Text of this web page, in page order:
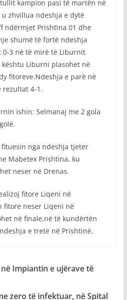
kampion pasi të martën në
zhvillua ndeshja e dytë
ndërmjet Prishtina 01 dhe
shumë të fortë ndeshja
3 në të mirë të Liburnit
kështu Liburni plasohet në
fitoreve.Ndeshja e parë në
rezultat 4-1.
ishin: Selmanaj me 2 gola
nga ndeshja tjeter
Mabetex Prishtina, ku
neser në Drenas.
fitore Liqeni në
fitore neser Liqeni në
në finale,në të kundërtën
e tretë në Prishtinë.
Impiantin e ujërave të
zero të infektuar, në Spital